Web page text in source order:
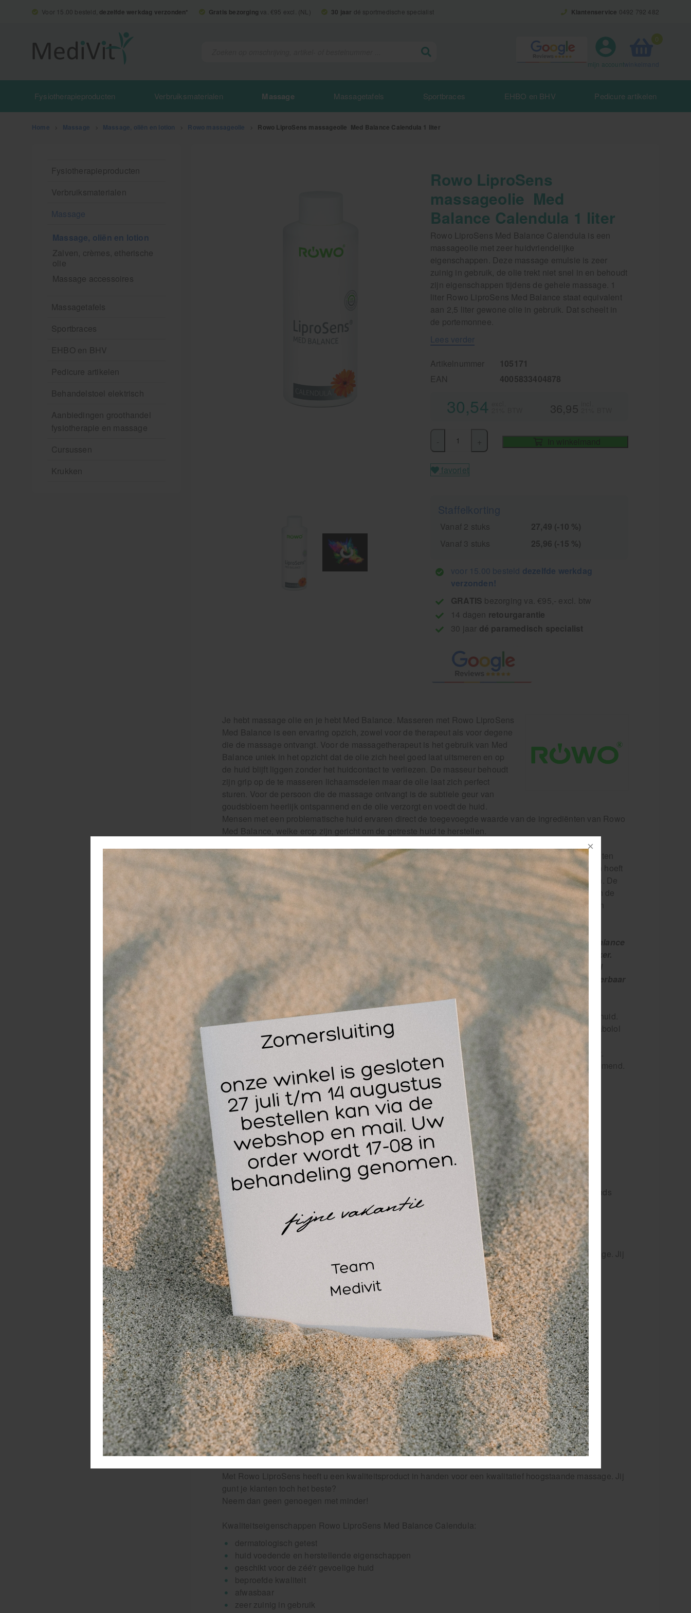
Voor 15.00 besteld, dezelfde werkdag verzonden* Gratis bezorging va. €95 excl. (NL) 30 jaar dé sportmedische specialist Klantenservice 0492 792 482
0
mijn account
Fysiotherapieproducten Verbruiksmaterialen Massage Massagetafels Sportbraces EHBO en BHV Pedicure artikelen
Home Massage Massage, oliën en lotion Rowo massageolie Rowo LiproSens massageolie Med Balance Calendula 1 liter
Fysiotherapieproducten
Verbruiksmaterialen
Massage
Massage, oliën en lotion
Zalven, crèmes, etherische
olie
Massage accessoires
Massagetafels
Sportbraces
EHBO en BHV
Pedicure artikelen
Behandelstoel elektrisch
Aanbiedingen groothandel
fysiotherapie en massage
Cursussen
Krukken
Rowo LiproSens
massageolie Med
Balance Calendula 1 liter
Rowo LiproSens Med Balance Calendula is een
massageolie met zeer huidvriendelijke
eigenschappen. Deze massage emulsie is zeer
zuinig in gebruik, de olie trekt niet snel in en behoudt
zijn eigenschappen tijdens de gehele massage. 1
liter Rowo LiproSens Med Balance staat equivalent
aan 2,5 liter gewone olie in gebruik. Dat scheelt in
de portemonnee.
Lees verder
Artikelnummer
105171
EAN
4005833404878
30,54 36,95
In winkelmand
favoriet
Staffelkorting
Vanaf 2 stuks
27,49 (-10 %)
Vanaf 3 stuks
25,96 (-15 %)
voor 15.00 besteld dezelfde werkdag
verzonden!
GRATIS bezorging va. €95,- excl. btw
14 dagen retourgarantie
30 jaar dé paramedisch specialist
Je hebt massage olie en je hebt Med Balance. Masseren met Rowo LiproSens
Med Balance is een ervaring opzich, zowel voor de therapeut als voor degene
die de massage ontvangt. Voor de massagetherapeut is het gebruik van Med
Balance uniek in het opzicht dat de olie zich heel goed laat uitsmeren en op
de huid blijft liggen zonder het huidcontact te verliezen. De masseur behoudt
zijn grip op de te masseren lichaamsdelen maar de olie laat zich perfect
sturen. Voor de persoon die de massage ontvangt is de subtiele geur van
goudsbloem heerlijk ontspannend en de olie verzorgt en voedt de huid.
Mensen met een problematische huid ervaren direct de toegevoegde waarde van de ingrediënten van Rowo
Med Balance, welke erop zijn gericht om de getreste huid te herstellen.
LiproSens is het Trademark van Rowo dat de zorgprofessionals als (sport-)masseurs en fysiotherapeuten
garandeerd dat zij een massagelotion in handen hebben van hoge kwaliteit. Met Rowo massagelotion hoeft
u niet bang te zijn voor allergieën die zich uiten in allerlei huidaandoeningen, met name bij de handen. De
massage producten van Rowo zijn veilig in gebruik, vrij van parabenen en voeden de Lipoproteïnen in de
huid. De receptuur van Röwo is dermate samengesteld dat masseurs en fysiotherapeuten 24/7 kunnen
masseren zonder bang te hoeven zijn voor allergieën.
* Uiteraard worden alle producten van Rowo getest binnen ons bedrijf. Rowo LiproSens Med Balance
Calendula is een massage olie zoals er weinig zijn, de olie voelt heel zacht aan en ruikt heel lekker.
Tijdens het masseren kom je er eigenlijk pas achter wat de werking is, je behoudt een heel goed
huidcontact maar dat gaat niet ten kosten van je effleurages. De olie was heel makkelijk verwijderbaar
van de huid en laat geen residu achter.
Rowo LiproSens Med Balance Calendula vermindert de wrijving tijdens een massage en verzorgt de huid.
Rowo LiproSens Med Balance Calendula bevat een bestandsdeel wat we graag even toelichten: Bisabolol
en Calendula officinalis Extract.
; een kalemerend ingrediënt dat al vele jaren in allerlei verzorgingsproducten wordt gebruikt.
Bisabolol kalmeert en wordt al jaren gebruikt als stimulans voor wondheling en werkt ontstekkingsremmend.
Tevens heeft Bisabolol een antioxiderende werking.
Toegekende eigenschappen van Bisabolol:
Genezende werking op de huid
Houdt de huid soepel, stevig en gehydrateerd
Verzacht huidirritaties (o.a. jeuk, roodheid, verbranding);
Het stimuleert wondgenezing, verlicht de pijn van de wond
Vermindert acne-uitbarstingen
Helpt rimpels en ouderdomsvlekken te vervagen
Calendula officinalis Extract;
Calendula of ook goudsbloem genoemd is rijk aan de volgende bestands
delen Carotenoïden, Flavonoïden en Saponinen.
De extracten van deze plant zorgen voor een kalmerende werking van de huid en ondersteunen de
huidregeneratie.
Met Rowo LiproSens heeft u een kwaliteitsproduct in handen voor een kwalitatief hoogstaande massage. Jij
gunt je klanten toch het beste?
Neem dan geen genoegen met minder!
Kwaliteitseigenschappen Rowo LiproSens Med Balance Calendula:
.dermatologisch getest
. huid voedende en herstellende eigenschappen
. geschikt voor de zéé'r gevoelige huid
. beproefde kwaliteit
. afwasbaar
. zeer zuinig in gebruik
. in een stevige fles, lekken is vrijwel onmogelijk
met een heerlijke zacht-zoete geur van goudsbloem
Rowo LiproSens Med Balance is na openen 12 maanden houdbaar, op de fles is een speciaal vakje
gemaakt waar de datum van openen genoteerd kan worden.
Met Rowo LiproSens heeft u een kwaliteitsproduct in handen voor een kwalitatief hoogstaande massage. Jij
gunt je klanten toch het beste?
Neem dan geen genoegen met minder!
Kwaliteitseigenschappen Rowo LiproSens Med Balance Calendula:
dermatologisch getest
huid voedende en herstellende eigenschappen
geschikt voor de zéé'r gevoelige huid
beproefde kwaliteit
afwasbaar
zeer zuinig in gebruik